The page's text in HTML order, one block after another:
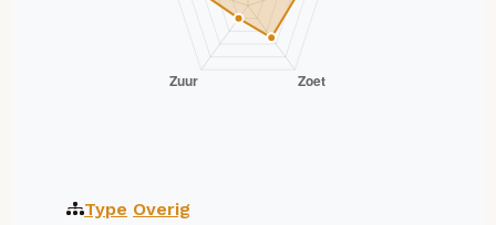
Type Overig